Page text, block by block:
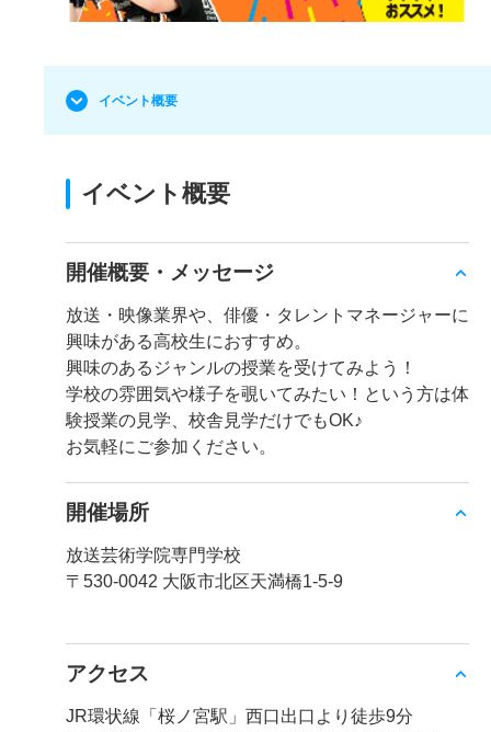
イベント概要
イベント概要
開催概要・メッセージ
放送・映像業界や、俳優・タレントマネージャーに
興味がある高校生におすすめ。
興味のあるジャンルの授業を受けてみよう！
学校の雰囲気や様子を覗いてみたい！という方は体
験授業の見学、校舎見学だけでもOK♪
お気軽にご参加ください。
開催場所
放送芸術学院専門学校
〒530-0042 大阪市北区天満橋1-5-9
アクセス
JR環状線「桜ノ宮駅」西口出口より徒歩9分